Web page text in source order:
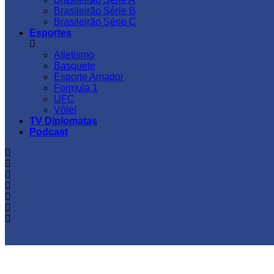
Brasileirão Série B
Brasileirão Série C
Esportes
Atletismo
Basquete
Esporte Amador
Formula 1
UFC
Vôlei
TV Diplomatas
Podcast